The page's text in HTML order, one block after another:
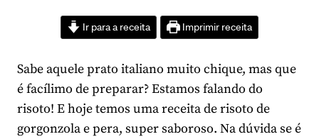
Ir para a receita Imprimir receita
Sabe aquele prato italiano muito chique, mas que
é facílimo de preparar? Estamos falando do
risoto! E hoje temos uma receita de risoto de
gorgonzola e pera, super saboroso. Na dúvida se é